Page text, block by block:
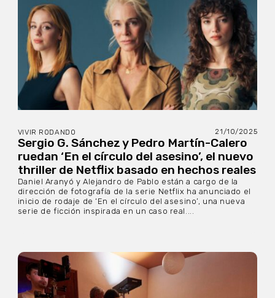
VIVIR RODANDO 21/10/2025
Sergio G. Sánchez y Pedro Martín-Calero
ruedan ‘En el círculo del asesino’, el nuevo
thriller de Netflix basado en hechos reales
Daniel Aranyó y Alejandro de Pablo están a cargo de la
dirección de fotografía de la serie Netflix ha anunciado el
inicio de rodaje de ‘En el círculo del asesino’, una nueva
serie de ficción inspirada en un caso real....